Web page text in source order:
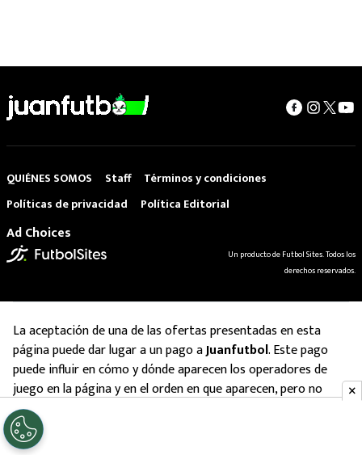
QUIÉNES SOMOS Staff
Términos y condiciones
Políticas de privacidad
Política Editorial
Ad Choices
Un producto de Futbol Sites. Todos los
derechos reservados.
La aceptación de una de las ofertas presentadas en esta
página puede dar lugar a un pago aJuanfutbol. Este pago
puede influir en cómo y dónde aparecen los operadores de
juego en la página y en el orden en que aparecen, pero no
influye en nuestras evaluaciones.